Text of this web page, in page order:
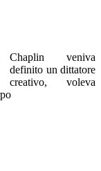
Chaplin veniva
definito un dittatore
creativo, voleva